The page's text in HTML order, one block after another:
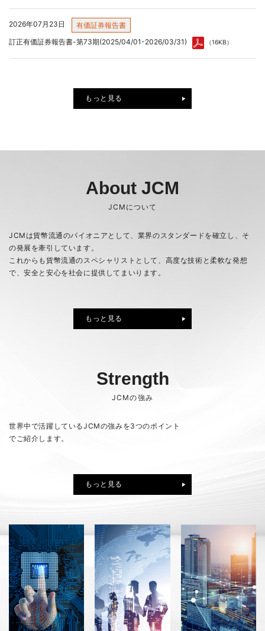
2026年07月23日
有価証券報告書
訂正有価証券報告書-第73期(2025/04/01-2026/03/31)
（16KB）
もっと見る
2026年08月06日
第73期定時株主総会招集ご通知及び株主総会資料の一部訂正について
（245KB）
2026年07月23日
有価証券報告書
適時開示
2026年08月07日
2026年07月08日
その他
富士通フロンテック株式会社の事業一部譲受の完了について
セレッソ大阪とのSDGsパートナー契約締結のお知らせ
もっと見る
About JCM
JCMについて
JCMは貨幣流通のパイオニアとして、業界のスタンダードを確立し、そ
の発展を牽引しています。
これからも貨幣流通のスペシャリストとして、高度な技術と柔軟な発想
で、安全と安心を社会に提供してまいります。
もっと見る
Strength
JCMの強み
世界中で活躍しているJCMの強みを3つのポイント
でご紹介します。
もっと見る